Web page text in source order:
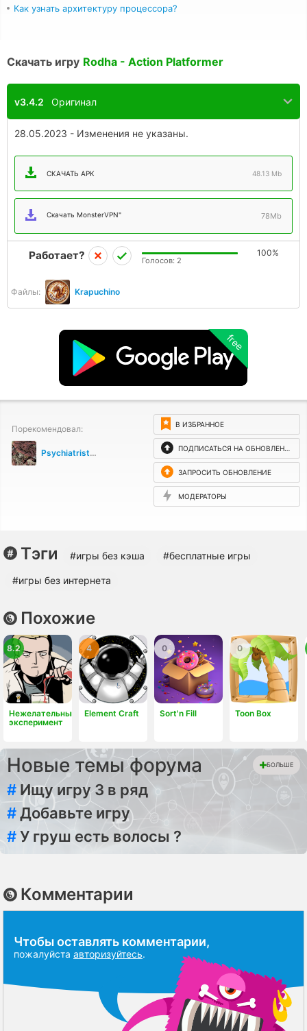
Как узнать архитектуру процессора?
Скачать игру Rodha - Action Platformer
v3.4.2 Оригинал
28.05.2023 - Изменения не указаны.
СКАЧАТЬ APK 48.13 Mb
Скачать MonsterVPN" 78Mb
Файлы: Krapuchino
Работает? 100%
Голосов: 2
free
Порекомендовал:
Psychiatrist39;s dream
В ИЗБРАННОЕ
ПОДПИСАТЬСЯ НА ОБНОВЛЕНИЯ
ЗАПРОСИТЬ ОБНОВЛЕНИЕ
МОДЕРАТОРЫ
Тэги #игры без кэша #бесплатные игры
#игры без интернета
Похожие
Нежелательный
эксперимент
8.2
Element Craft
4
Sort'n Fill
0
Toon Box
0
Новые темы форума БОЛЬШЕ
# Ищу игру 3 в ряд
#Добавьте игру
#У груш есть волосы ?
Комментарии
Чтобы оставлять комментарии,
пожалуйста авторизуйтесь.